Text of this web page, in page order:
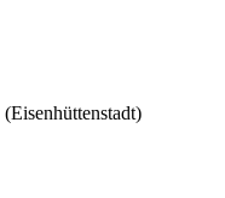
(Eisenhüttenstadt)